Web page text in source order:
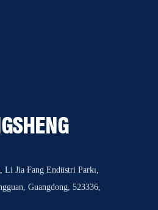
Li Jia Fang Endüstri Parkı,
Guangdong, 523336,